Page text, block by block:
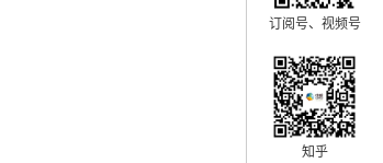
订阅号、视频号
知乎